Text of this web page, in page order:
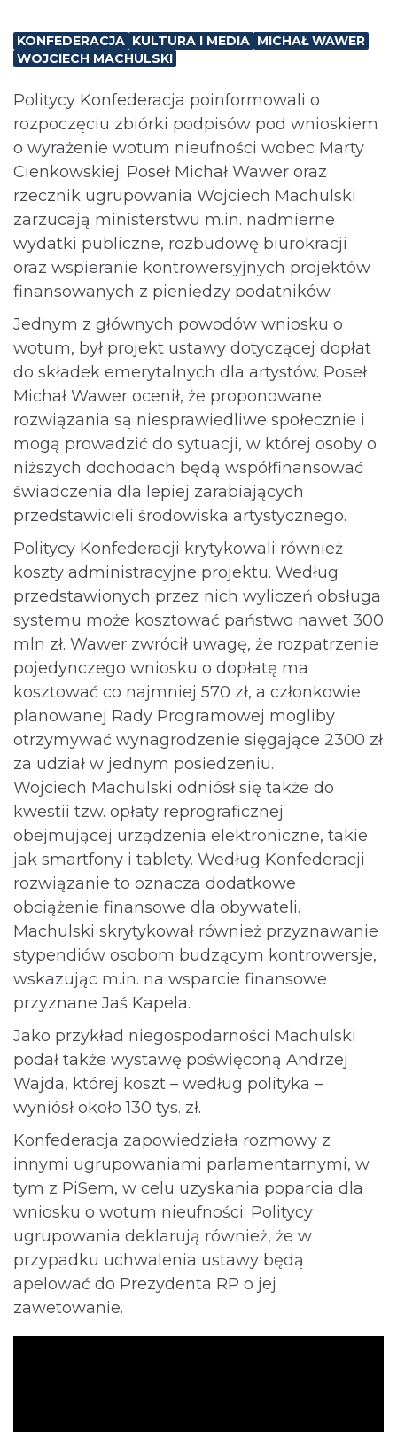
KONFEDERACJA KULTURA I MEDIA MICHAŁ WAWER
WOJCIECH MACHULSKI
Politycy Konfederacja poinformowali o
rozpoczęciu zbiórki podpisów pod wnioskiem
o wyrażenie wotum nieufności wobec Marty
Cienkowskiej. Poseł Michał Wawer oraz
rzecznik ugrupowania Wojciech Machulski
zarzucają ministerstwu m.in. nadmierne
wydatki publiczne, rozbudowę biurokracji
oraz wspieranie kontrowersyjnych projektów
finansowanych z pieniędzy podatników.
Jednym z głównych powodów wniosku o
wotum, był projekt ustawy dotyczącej dopłat
do składek emerytalnych dla artystów. Poseł
Michał Wawer ocenił, że proponowane
rozwiązania są niesprawiedliwe społecznie i
mogą prowadzić do sytuacji, w której osoby o
niższych dochodach będą współfinansować
świadczenia dla lepiej zarabiających
przedstawicieli środowiska artystycznego.
Politycy Konfederacji krytykowali również
koszty administracyjne projektu. Według
przedstawionych przez nich wyliczeń obsługa
systemu może kosztować państwo nawet 300
mln zł. Wawer zwrócił uwagę, że rozpatrzenie
pojedynczego wniosku o dopłatę ma
kosztować co najmniej 570 zł, a członkowie
planowanej Rady Programowej mogliby
otrzymywać wynagrodzenie sięgające 2300 zł
za udział w jednym posiedzeniu.
Wojciech Machulski odniósł się także do
kwestii tzw. opłaty reprograficznej
obejmującej urządzenia elektroniczne, takie
jak smartfony i tablety. Według Konfederacji
rozwiązanie to oznacza dodatkowe
obciążenie finansowe dla obywateli.
Machulski skrytykował również przyznawanie
stypendiów osobom budzącym kontrowersje,
wskazując m.in. na wsparcie finansowe
przyznane Jaś Kapela.
Jako przykład niegospodarności Machulski
podał także wystawę poświęconą Andrzej
Wajda, której koszt – według polityka –
wyniósł około 130 tys. zł.
Konfederacja zapowiedziała rozmowy z
innymi ugrupowaniami parlamentarnymi, w
tym z PiSem, w celu uzyskania poparcia dla
wniosku o wotum nieufności. Politycy
ugrupowania deklarują również, że w
przypadku uchwalenia ustawy będą
apelować do Prezydenta RP o jej
zawetowanie.